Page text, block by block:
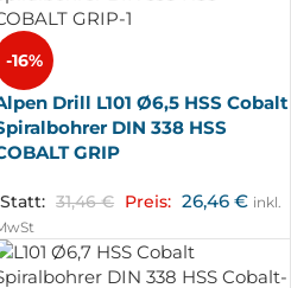
-16%
Drill L101 Ø6,5 HSS Cobalt
DIN 338 HSS
GRIP
Statt: 31,46€ Preis: 26,46€ inkl.